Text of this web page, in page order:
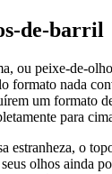
de-barril
ou peixe-de-
formato nada
um formato
para
estranheza, o
olhos ainda